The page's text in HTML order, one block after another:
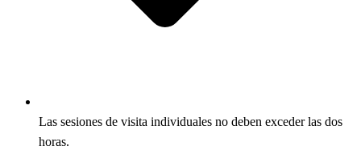
Las sesiones de visita individuales no deben exceder las dos
horas.